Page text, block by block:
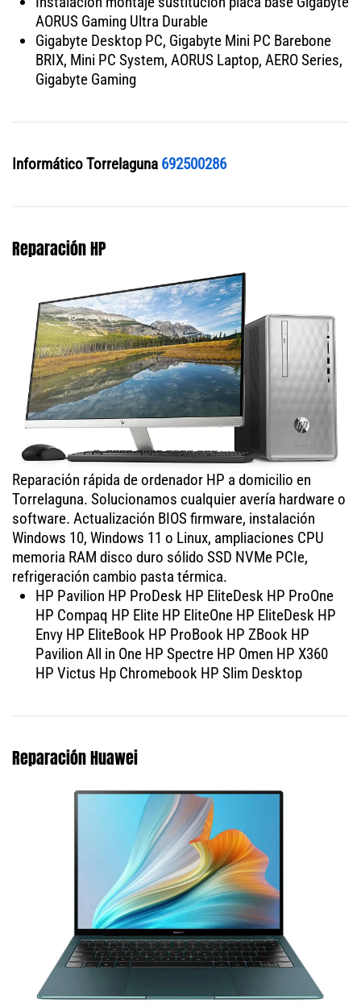
AORUS Gaming Ultra Durable
Gigabyte Desktop PC, Gigabyte Mini PC Barebone
BRIX, Mini PC System, AORUS Laptop, AERO Series,
Gigabyte Gaming
Informático Torrelaguna 692500286
Reparación HP
Reparación rápida de ordenador HP a domicilio en
Torrelaguna. Solucionamos cualquier avería hardware o
software. Actualización BIOS firmware, instalación
Windows 10, Windows 11 o Linux, ampliaciones CPU
memoria RAM disco duro sólido SSD NVMe PCIe,
refrigeración cambio pasta térmica.
HP Pavilion HP ProDesk HP EliteDesk HP ProOne
HP Compaq HP Elite HP EliteOne HP EliteDesk HP
Envy HP EliteBook HP ProBook HP ZBook HP
Pavilion All in One HP Spectre HP Omen HP X360
HP Victus Hp Chromebook HP Slim Desktop
Reparación Huawei